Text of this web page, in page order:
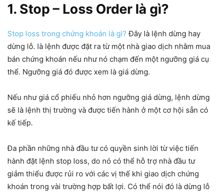
1. Stop – Loss Order là gì?
Stop loss trong chứng khoán là gì? Đây là lệnh dừng hay
dừng lỗ. là lệnh được đặt ra từ một nhà giao dịch nhằm mua
bán chứng khoán nếu như nó chạm đến một ngưỡng giá cụ
thể. Ngưỡng giá đó được xem là giá dừng.
Nếu như giá cổ phiếu nhỏ hơn ngưỡng giá dừng, lệnh dừng
sẽ là lệnh thị trường và được tiến hành ở một cơ hội sẵn có
kế tiếp.
Đa phần những nhà đầu tư có quyền sinh lời từ việc tiến
hành đặt lệnh stop loss, do nó có thể hỗ trợ nhà đầu tư
giảm thiểu được rủi ro với các vị thế khi giao dịch chứng
khoán trong vài trường hợp bất lợi. Có thể nói đó là dừng lỗ